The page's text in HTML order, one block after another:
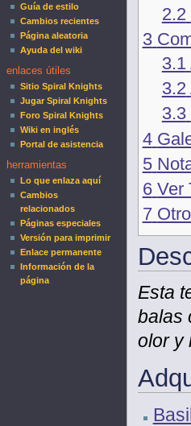
2.2
3
3.1
3.2
3.3
4
5
6 Ver
7
Esta
balas
olor y
Guía de estilo
Cambios recientes
Página aleatoria
Ayuda del wiki
enlaces útiles
Sitio Spiral Knights
Jugar Spiral Knights
Foro Spiral Knights
Wiki en inglés
Portal de asistencia
herramientas
Lo que enlaza aquí
Cambios
relacionados
Páginas especiales
Versión para imprimir
Enlace permanente
Información de la
página